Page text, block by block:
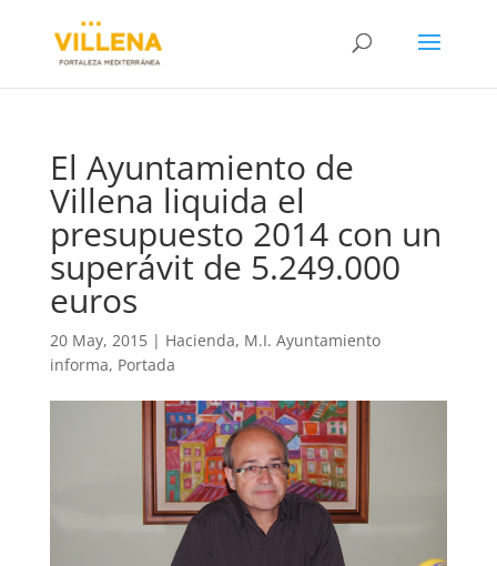
El Ayuntamiento de
Villena liquida el
presupuesto 2014 con un
superávit de 5.249.000
euros
20 May, 2015| Hacienda, M.I. Ayuntamiento
informa, Portada